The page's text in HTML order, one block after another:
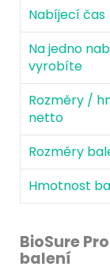
Nabíjecí čas
Na jedno
vyrobíte
Rozměry /
netto
Rozměry
Hmotnost
BioSure
balení